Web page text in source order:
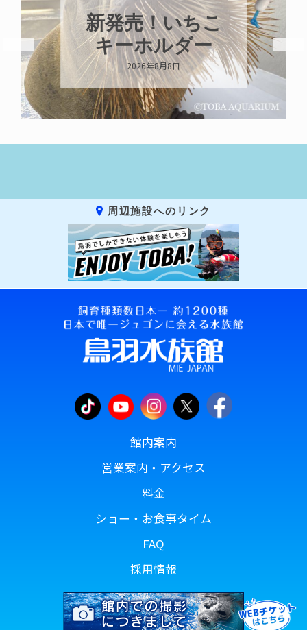
パラオオウム
ガイが交接して
います
2026年8月7日
周辺施設へのリンク
館内案内
営業案内・アクセス
料金
ショー・お食事タイム
FAQ
採用情報